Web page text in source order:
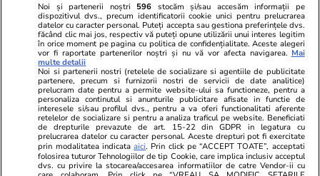
Știri România 17 iul.
Cum a fost protejat Nicușor Dan
în vizita făcută la Kiev și cu ce s-
a întors din Ucraina
Știri România 17 iul.
Noi și partenerii noștri 596 stocăm și/sau accesăm informații pe
dispozitivul dvs., precum identificatorii cookie unici pentru prelucrarea
datelor cu caracter personal. Puteți accepta sau gestiona preferințele dvs.
făcând clic mai jos, respectiv vă puteți opune utilizării unui interes legitim
în orice moment pe pagina cu politica de confidențialitate. Aceste alegeri
vor fi raportate partenerilor noștri și nu vă vor afecta navigarea. Mai
multe detalii
Noi si partenerii nostri (retelele de socializare si agentiile de publicitate
partenere, precum si furnizorii nostri de servicii de date analitice)
prelucram date pentru a permite website-ului sa functioneze, pentru a
personaliza continutul si anunturile publicitare afisate in functie de
interesele si/sau profilul dvs., pentru a va oferi functionalitati aferente
retelelor de socializare si pentru a analiza traficul pe website. Beneficiati
de drepturile prevazute de art. 15-22 din GDPR in legatura cu
prelucrarea datelor cu caracter personal. Aceste drepturi pot fi exercitate
prin modalitatea indicataaici. Prin click pe “ACCEPT TOATE”, acceptati
folosirea tuturor Tehnologiilor de tip Cookie, care implica inclusiv acceptul
dvs. cu privire la stocarea/accesarea informatiilor de catre Vendor-ii cu